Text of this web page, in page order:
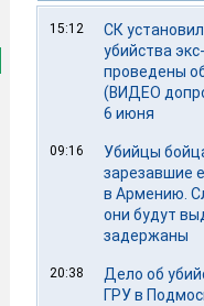
15:12
СК
убийства
проведены
(ВИДЕО
6 июня
09:16
Убийцы
зарезавшие
в Армению.
они будут
задержаны
20:38
Дело об
ГРУ в